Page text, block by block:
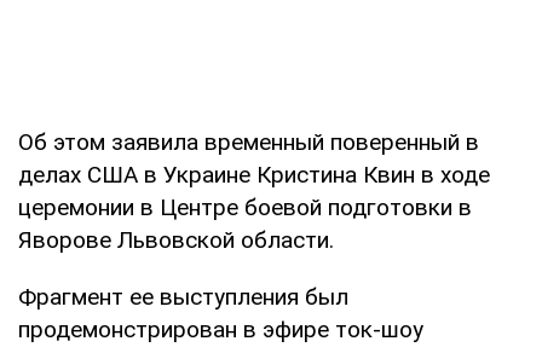
Об этом заявила временный поверенный в
делах США в Украине Кристина Квин в ходе
церемонии в Центре боевой подготовки в
Яворове Львовской области.
Фрагмент ее выступления был
продемонстрирован в эфире ток-шоу